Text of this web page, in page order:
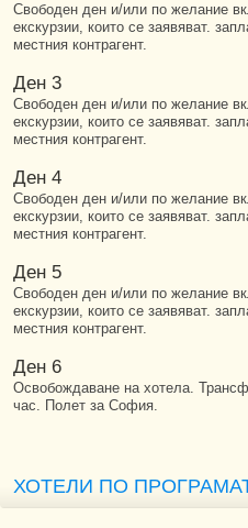
Свободен ден и/или по желание
екскурзии, които се заявяват.
местния контрагент.
Ден 3
Свободен ден и/или по желание
екскурзии, които се заявяват.
местния контрагент.
Ден 4
Свободен ден и/или по желание
екскурзии, които се заявяват.
местния контрагент.
Ден 5
Свободен ден и/или по желание
екскурзии, които се заявяват.
местния контрагент.
Ден 6
Освобождаване на хотела.
час. Полет за София.
ХОТЕЛИ ПО